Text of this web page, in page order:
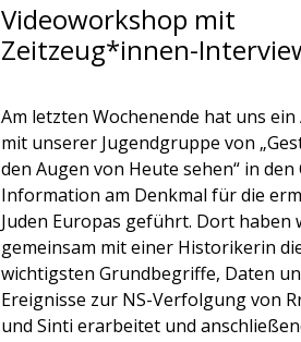
Videoworkshop mit
Zeitzeug*innen-
Am letzten Wochenende hat uns
mit unserer Jugendgruppe von
den Augen von Heute sehen“ in
Information am Denkmal für die
Juden Europas geführt. Dort haben
gemeinsam mit einer Historikerin
wichtigsten Grundbegriffe, Daten
Ereignisse zur NS-Verfolgung von
und Sinti erarbeitet und